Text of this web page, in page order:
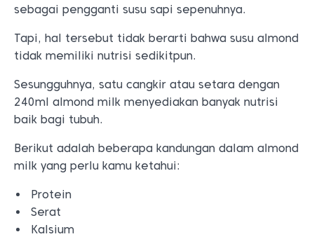
sebagai pengganti susu sapi sepenuhnya.
Tapi, hal tersebut tidak berarti bahwa susu almond
tidak memiliki nutrisi sedikitpun.
Sesungguhnya, satu cangkir atau setara dengan
240ml almond milk menyediakan banyak nutrisi
baik bagi tubuh.
Berikut adalah beberapa kandungan dalam almond
milk yang perlu kamu ketahui:
Protein
Serat
Kalsium